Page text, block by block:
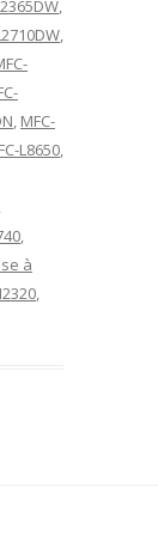
,
,
, MFC-
L8650,
,
,
à
,